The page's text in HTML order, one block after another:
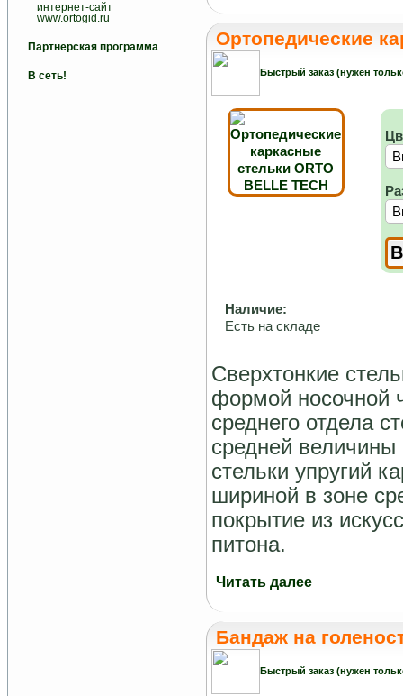
интернет-сайт
www.ortogid.ru
Партнерская программа
В сеть!
Ортопедические
Быстрый заказ (нужен
Наличие:
Есть на складе
Сверхтонкие
формой носочной
среднего отдела
средней
стельки упругий
шириной в зоне
покрытие из
питона.
Читать далее
Бандаж на
Быстрый заказ (нужен